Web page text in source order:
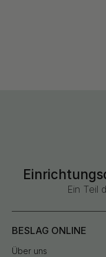
Ein Teil
BESLAG ONLINE
Über uns